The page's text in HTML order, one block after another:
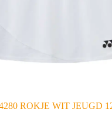
ROKJE WIT JEUGD